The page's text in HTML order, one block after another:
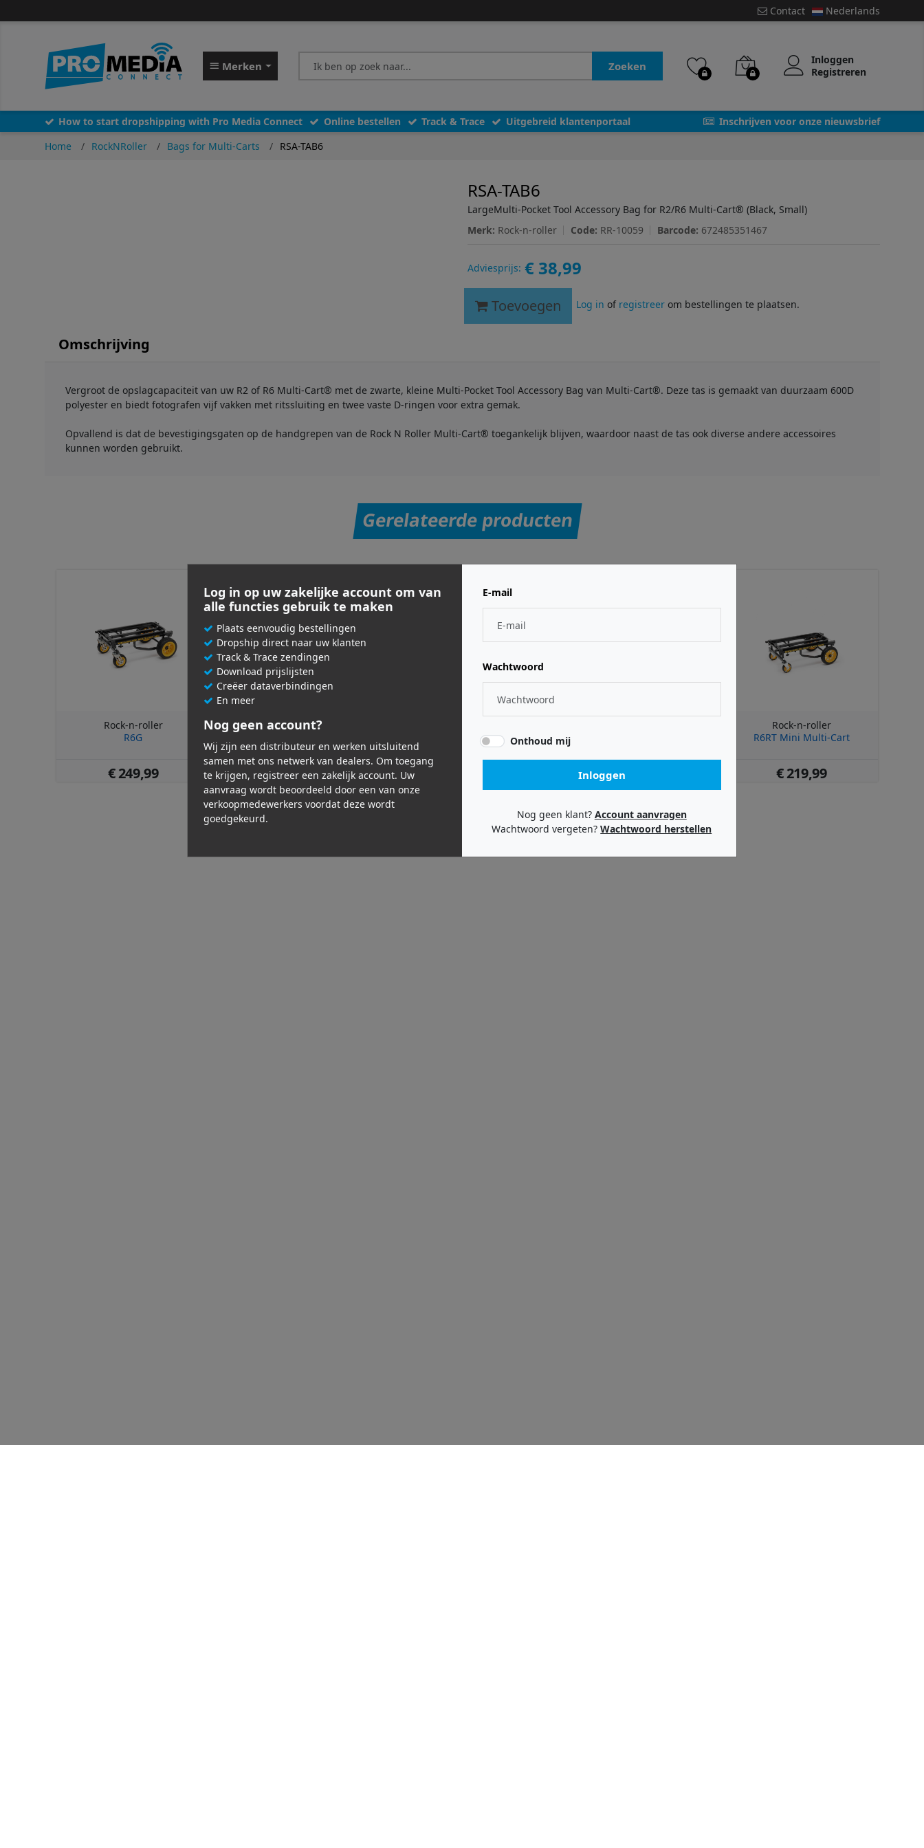
Contact Nederlands
Merken Zoeken
Inloggen
Registreren
How to start dropshipping with Pro Media Connect Online bestellen Track & Trace Uitgebreid klantenportaal
Inschrijven voor onze nieuwsbrief
Home
RockNRoller Bags for Multi-Carts RSA-TAB6
RSA-TAB6
LargeMulti-Pocket Tool Accessory Bag for R2/R6 Multi-Cart® (Black, Small)
Merk: Rock-n-roller Code: RR-10059 Barcode: 672485351467
Adviesprijs: € 38,99
Toevoegen Log in of registreer om bestellingen te plaatsen.
Omschrijving
Vergroot de opslagcapaciteit van uw R2 of R6 Multi-Cart® met de zwarte, kleine Multi-Pocket Tool Accessory Bag van Multi-Cart®. Deze tas is gemaakt van duurzaam 600D
polyester en biedt fotografen vijf vakken met ritssluiting en twee vaste D-ringen voor extra gemak.
Opvallend is dat de bevestigingsgaten op de handgrepen van de Rock N Roller Multi-Cart® toegankelijk blijven, waardoor naast de tas ook diverse andere accessoires
kunnen worden gebruikt.
Gerelateerde producten
Rock-n-roller
R6G
€ 249,99
Rock-n-roller
€ 186,99 € 175,99
Rock-n-roller
R6RT Mini Multi-Cart
€ 219,99
Log in op uw zakelijke account om van
alle functies gebruik te maken
Plaats eenvoudig bestellingen
Dropship direct naar uw klanten
Track & Trace zendingen
Download prijslijsten
Creëer dataverbindingen
En meer
Nog geen account?
Wij zijn een distributeur en werken uitsluitend
samen met ons netwerk van dealers. Om toegang
te krijgen, registreer een zakelijk account. Uw
aanvraag wordt beoordeeld door een van onze
verkoopmedewerkers voordat deze wordt
goedgekeurd.
E-mail
Wachtwoord
Onthoud mij
Inloggen
Nog geen klant? Account aanvragen
Wachtwoord vergeten?Wachtwoord herstellen